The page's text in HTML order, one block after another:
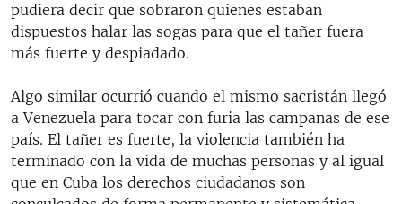
pudiera decir que sobraron quienes estaban
dispuestos halar las sogas para que el tañer fuera
más fuerte y despiadado.
Algo similar ocurrió cuando el mismo sacristán llegó
a Venezuela para tocar con furia las campanas de ese
país. El tañer es fuerte, la violencia también ha
terminado con la vida de muchas personas y al igual
que en Cuba los derechos ciudadanos son